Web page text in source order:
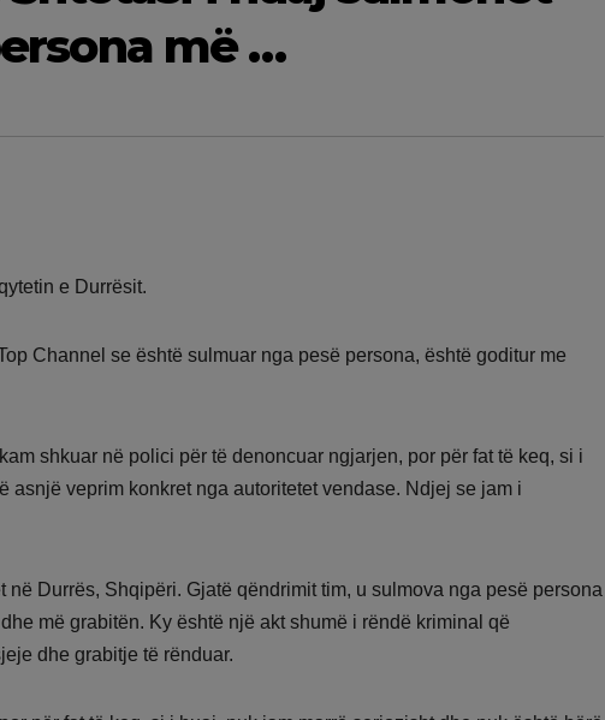
më …
e Durrësit.
Channel se është sulmuar nga pesë persona, është goditur me
shkuar në polici për të denoncuar ngjarjen, por për fat të keq, si i
asnjë veprim konkret nga autoritetet vendase. Ndjej se jam i
Durrës, Shqipëri. Gjatë qëndrimit tim, u sulmova nga pesë persona
më grabitën. Ky është një akt shumë i rëndë kriminal që
dhe grabitje të rënduar.